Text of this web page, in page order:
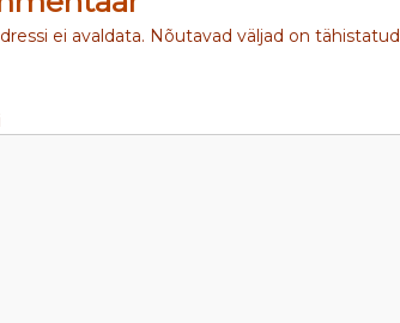
ei avaldata. Nõutavad väljad on tähistatud